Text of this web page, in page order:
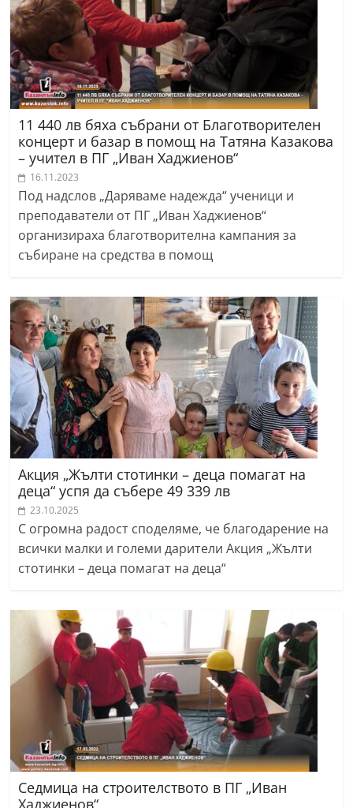
11 440 лв бяха събрани от Благотворителен
концерт и базар в помощ на Татяна Казакова
– учител в ПГ „Иван Хаджиенов“
16.11.2023
Под надслов „Даряваме надежда“ ученици и
преподаватели от ПГ „Иван Хаджиенов“
организираха благотворителна кампания за
събиране на средства в помощ
Акция „Жълти стотинки – деца помагат на
деца“ успя да събере 49 339 лв
23.10.2025
С огромна радост споделяме, че благодарение на
всички малки и големи дарители Акция „Жълти
стотинки – деца помагат на деца“
Седмица на строителството в ПГ „Иван